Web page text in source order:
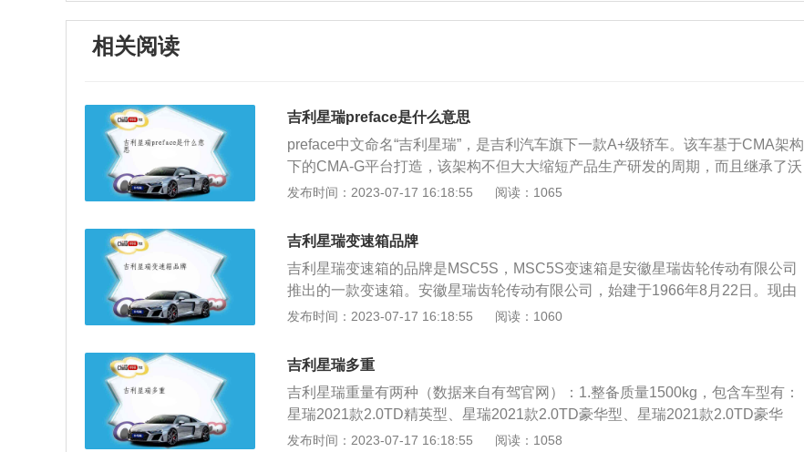
相关阅读
吉利星瑞preface是什么意思
preface中文命名“吉利星瑞”，是吉利汽车旗下一款A+级轿车。该车基于CMA架构
下的CMA-G平台打造，该架构不但大大缩短产品生产研发的周期，而且继承了沃
尔沃的安全性能。以下是有关吉利星瑞的相关介绍：1、星瑞前脸采用了全新
灯和两侧凌厉的大灯组，全面提升了星瑞的运动气息和科技感。2、在智能科技
方面，吉利星瑞全系标配整车OTA云端升级系统，使其可以像电脑和手机系统一
样即时远程升级，让用户始终保持新体。吉利星瑞还配备了7.5英寸全彩HUD抬
头显示、APA全自动泊车系统以及可经OTA云端推送的RPA手机遥控泊车等配
置，旨在重新定义A级轿车智能高标准。3、在健康安全方面，采用了NAPPA真
调滤芯、AQS智能空气质量管理系统、负离子空气净化器等于一体的空气净化系
统。旨在树立健康汽车的高标准。4、例如星瑞2023款2.0TD精英型车身长宽高
分别是：4785mm、1869mm、1469mm，轴距2800mm，最大马力190Ps，最大
发布时间：2023-07-17 16:18:55 阅读：1065
吉利星瑞变速箱品牌
吉利星瑞变速箱的品牌是MSC5S，MSC5S变速箱是安徽星瑞齿轮传动有限公司
推出的一款变速箱。安徽星瑞齿轮传动有限公司，始建于1966年8月22日。现由
安徽江淮汽车集团公司和安徽江淮汽车股份有限公司共同出资，通过整合原安徽
立，新公司于2008年11月24日正式成立。变速箱分为手动变速箱和自动变速箱：
手动变速箱由齿轮和轴组成；自动变速箱由液力变扭器、行星齿轮、液压变距系
统和液压操纵系统组成。
发布时间：2023-07-17 16:18:55 阅读：1060
吉利星瑞多重
吉利星瑞重量有两种（数据来自有驾官网）：1.整备质量1500kg，包含车型有：
星瑞2021款2.0TD精英型、星瑞2021款2.0TD豪华型、星瑞2021款2.0TD豪华
+型、星瑞2021款2.0TD时空版皓月、星瑞2023款2.0TD精英型、星瑞2023款2.0
发布时间：2023-07-17 16:18:55 阅读：1058